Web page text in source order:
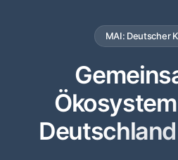
MAI: Deutscher